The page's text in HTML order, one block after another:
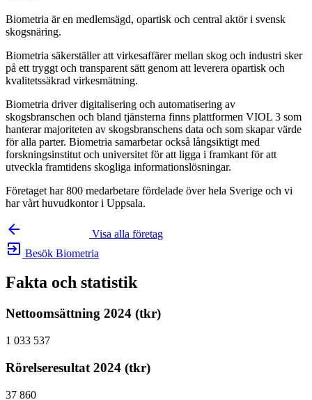
Biometria är en medlemsägd, opartisk och central aktör i svensk
skogsnäring.
Biometria säkerställer att virkesaffärer mellan skog och industri sker
på ett tryggt och transparent sätt genom att leverera opartisk och
kvalitetssäkrad virkesmätning.
Biometria driver digitalisering och automatisering av
skogsbranschen och bland tjänsterna finns plattformen VIOL 3 som
hanterar majoriteten av skogsbranschens data och som skapar värde
för alla parter. Biometria samarbetar också långsiktigt med
forskningsinstitut och universitet för att ligga i framkant för att
utveckla framtidens skogliga informationslösningar.
Företaget har 800 medarbetare fördelade över hela Sverige och vi
har vårt huvudkontor i Uppsala.
arrow_backward Visa alla företag
exit_to_app Besök Biometria
Fakta och statistik
Nettoomsättning 2024 (tkr)
1 033 537
Rörelseresultat 2024 (tkr)
37 860